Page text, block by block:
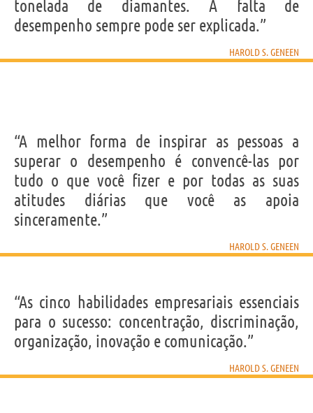
tonelada de diamantes. A falta de
desempenho sempre pode ser explicada.”
HAROLD S. GENEEN
“A melhor forma de inspirar as pessoas a
superar o desempenho é convencê-las por
tudo o que você fizer e por todas as suas
atitudes diárias que você as apoia
sinceramente.”
HAROLD S. GENEEN
“As cinco habilidades empresariais essenciais
para o sucesso: concentração, discriminação,
organização, inovação e comunicação.”
HAROLD S. GENEEN